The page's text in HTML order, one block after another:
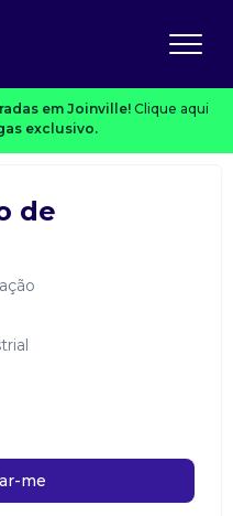
em Joinville! Clique aqui
exclusivo.
de
me